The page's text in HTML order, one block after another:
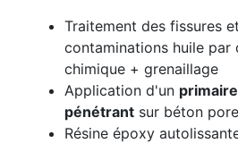
Traitement des fissures et
contaminations huile par
chimique + grenaillage
Application d'un
pénétrant sur béton
Résine époxy